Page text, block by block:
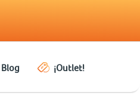
Blog ¡Outlet!